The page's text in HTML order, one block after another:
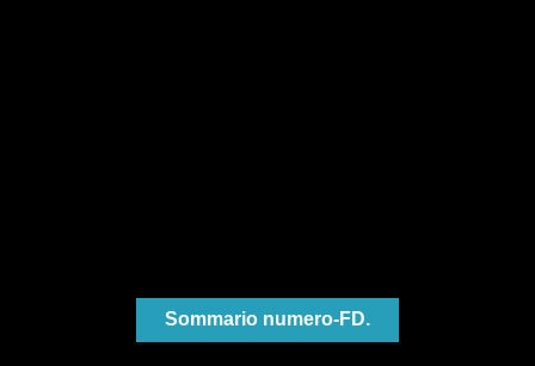
Sommario numero-FD.